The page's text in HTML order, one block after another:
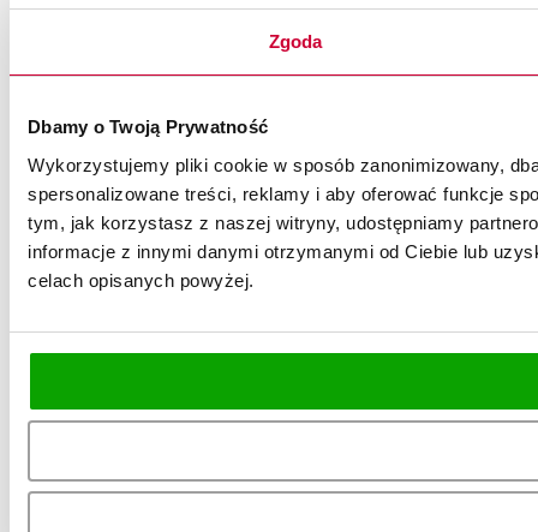
Zgoda
Dbamy o Twoją Prywatność
Wykorzystujemy pliki cookie w sposób zanonimizowany,
spersonalizowane treści, reklamy i aby oferować funkcje
tym, jak korzystasz z naszej witryny, udostępniamy
informacje z innymi danymi otrzymanymi od Ciebie lub
celach opisanych powyżej.